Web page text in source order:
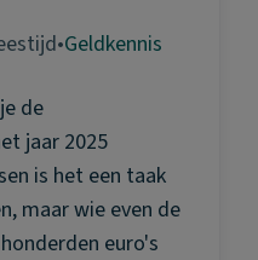
•Geldkennis
de
jaar 2025
is het een taak
maar wie even de
euro's